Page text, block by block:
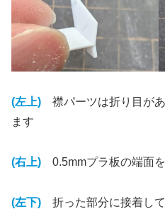
(左上) 襟パーツは折り目が
ます
(右上) 0.5mmプラ板の端面
(左下) 折った部分に接着し